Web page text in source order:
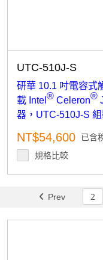
UTC-510J-S
研華 10.1 吋電容式
載 Intel ® Celeron®
器，UTC-510J-S
NT$54,600
已含
規格比較
Prev